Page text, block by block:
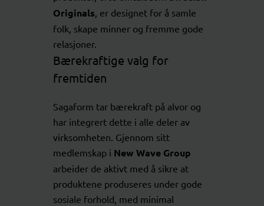
Originals, er designet for å samle
folk, skape minner og fremme gode
relasjoner.
Bærekraftige valg for
fremtiden
Sagaform tar bærekraft på alvor og
har integrert dette i alle deler av
virksomheten. Gjennom sitt
medlemskap i New Wave Group
arbeider de aktivt med å sikre at
produktene produseres under gode
sosiale forhold, med minimal